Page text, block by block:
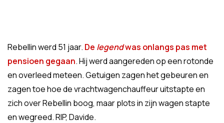
Rebellin werd 51 jaar. De legendwas onlangs pas met
pensioen gegaan. Hij werd aangereden op een rotonde
en overleed meteen. Getuigen zagen het gebeuren en
zagen toe hoe de vrachtwagenchauffeur uitstapte en
zich over Rebellin boog, maar plots in zijn wagen stapte
en wegreed. RIP, Davide.